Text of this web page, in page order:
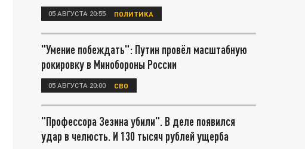
05 АВГУСТА 20:55 ПОЛИТИКА
"Умение побеждать": Путин провёл масштабную
рокировку в Минобороны России
05 АВГУСТА 20:00 СВО
"Профессора Зезина убили". В деле появился
удар в челюсть. И 130 тысяч рублей ущерба